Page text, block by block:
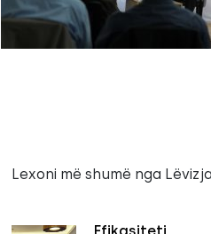
Lexoni më shumë nga